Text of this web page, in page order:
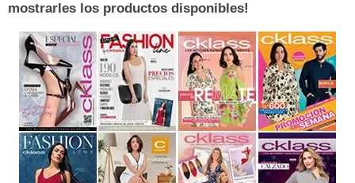
mostrarles los productos disponibles!